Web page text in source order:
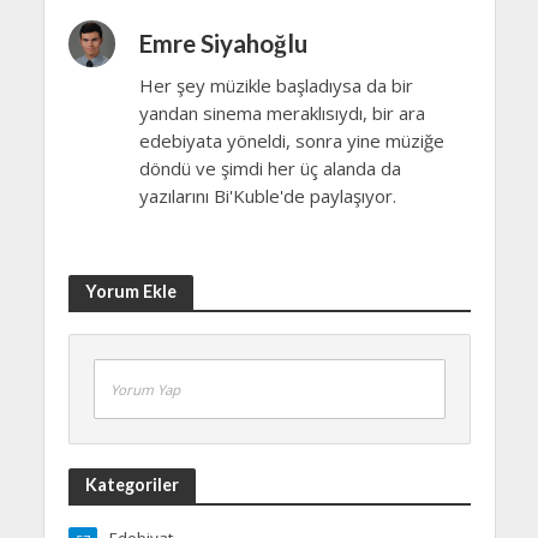
Emre Siyahoğlu
Her şey müzikle başladıysa da bir
yandan sinema meraklısıydı, bir ara
edebiyata yöneldi, sonra yine müziğe
döndü ve şimdi her üç alanda da
yazılarını Bi'Kuble'de paylaşıyor.
Yorum Ekle
Yorum Yap
Kategoriler